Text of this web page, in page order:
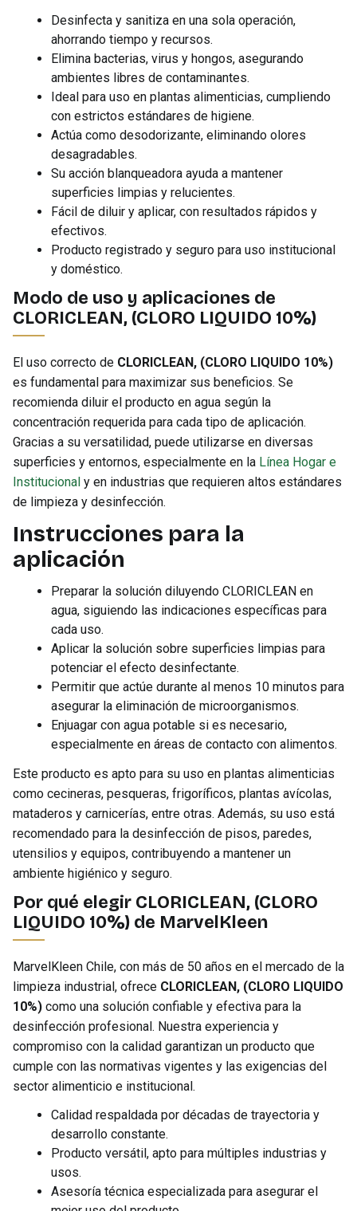
Desinfecta y sanitiza en una sola operación,
ahorrando tiempo y recursos.
Elimina bacterias, virus y hongos, asegurando
ambientes libres de contaminantes.
Ideal para uso en plantas alimenticias, cumpliendo
con estrictos estándares de higiene.
Actúa como desodorizante, eliminando olores
desagradables.
Su acción blanqueadora ayuda a mantener
superficies limpias y relucientes.
Fácil de diluir y aplicar, con resultados rápidos y
efectivos.
Producto registrado y seguro para uso institucional
y doméstico.
Modo de uso y aplicaciones de
CLORICLEAN, (CLORO LIQUIDO 10%)
El uso correcto de CLORICLEAN, (CLORO LIQUIDO 10%)
es fundamental para maximizar sus beneficios. Se
recomienda diluir el producto en agua según la
concentración requerida para cada tipo de aplicación.
Gracias a su versatilidad, puede utilizarse en diversas
superficies y entornos, especialmente en la Línea Hogar e
Institucional y en industrias que requieren altos estándares
de limpieza y desinfección.
Instrucciones para la
aplicación
Preparar la solución diluyendo CLORICLEAN en
agua, siguiendo las indicaciones específicas para
cada uso.
Aplicar la solución sobre superficies limpias para
potenciar el efecto desinfectante.
Permitir que actúe durante al menos 10 minutos para
asegurar la eliminación de microorganismos.
Enjuagar con agua potable si es necesario,
especialmente en áreas de contacto con alimentos.
Este producto es apto para su uso en plantas alimenticias
como cecineras, pesqueras, frigoríficos, plantas avícolas,
mataderos y carnicerías, entre otras. Además, su uso está
recomendado para la desinfección de pisos, paredes,
utensilios y equipos, contribuyendo a mantener un
ambiente higiénico y seguro.
Por qué elegir CLORICLEAN, (CLORO
LIQUIDO 10%) de MarvelKleen
MarvelKleen Chile, con más de 50 años en el mercado de la
limpieza industrial, ofrece CLORICLEAN, (CLORO LIQUIDO
10%) como una solución confiable y efectiva para la
desinfección profesional. Nuestra experiencia y
compromiso con la calidad garantizan un producto que
cumple con las normativas vigentes y las exigencias del
sector alimenticio e institucional.
Calidad respaldada por décadas de trayectoria y
desarrollo constante.
Producto versátil, apto para múltiples industrias y
usos.
Asesoría técnica especializada para asegurar el